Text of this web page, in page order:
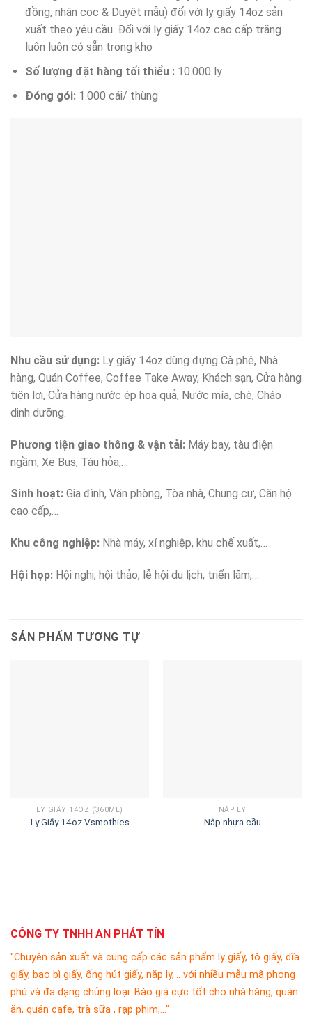
đồng, nhận cọc & Duyệt mẫu) đối với ly giấy 14oz sản
xuất theo yêu cầu. Đối với ly giấy 14oz cao cấp trắng
luôn luôn có sẵn trong kho
Số lượng đặt hàng tối thiểu : 10.000 ly
Đóng gói:1.000 cái/ thùng
Nhu cầu sử dụng: Ly giấy 14oz dùng đựng Cà phê, Nhà
hàng, Quán Coffee, Coffee Take Away, Khách sạn, Cửa hàng
tiện lợi, Cửa hàng nước ép hoa quả, Nước mía, chè, Cháo
dinh dưỡng.
Phương tiện giao thông & vận tải: Máy bay, tàu điện
ngầm, Xe Bus, Tàu hỏa,…
Sinh hoạt: Gia đình, Văn phòng, Tòa nhà, Chung cư, Căn hộ
cao cấp,…
Khu công nghiệp: Nhà máy, xí nghiệp, khu chế xuất,…
Hội họp: Hội nghị, hội thảo, lễ hội du lịch, triển lãm,…
SẢN PHẨM TƯƠNG TỰ
LY GIẤY 14OZ (360ML)
Ly Giấy 14oz Vsmothies
NẮP LY
Nắp nhựa cầu
CÔNG TY TNHH AN PHÁT TÍN
"Chuyên sản xuất và cung cấp các sản phẩm ly giấy, tô giấy, dĩa
giấy, bao bì giấy, ống hút giấy, nắp ly,... với nhiều mẫu mã phong
phú và đa dạng chủng loại. Báo giá cực tốt cho nhà hàng, quán
ăn, quán cafe, trà sữa , rạp phim,..."